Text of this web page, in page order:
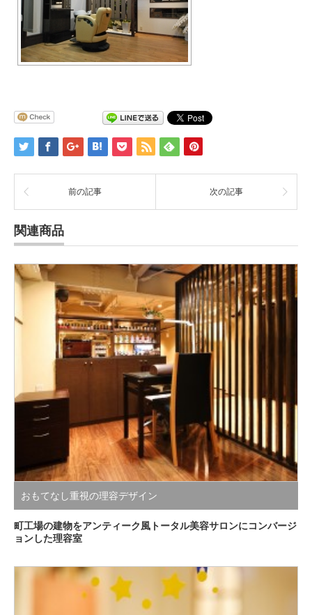
前の記事 次の記事
関連商品
おもてなし重視の理容デザイン
町工場の建物をアンティーク風トータル美容サロンにコンバージ
ョンした理容室